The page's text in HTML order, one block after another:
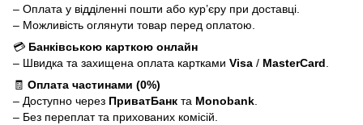
– Оплата у відділенні пошти або кур’єру при доставці.
– Можливість оглянути товар перед оплатою.
💳 Банківською карткою онлайн
– Швидка та захищена оплата картками Visa / MasterCard
🧾 Оплата частинами (0%)
– Доступно через ПриватБанк та Monobank
– Без переплат та прихованих комісій.